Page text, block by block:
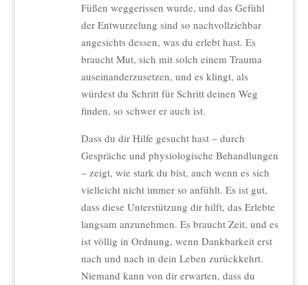
Füßen weggerissen wurde, und das Gefühl
der Entwurzelung sind so nachvollziehbar
angesichts dessen, was du erlebt hast. Es
braucht Mut, sich mit solch einem Trauma
auseinanderzusetzen, und es klingt, als
würdest du Schritt für Schritt deinen Weg
finden, so schwer er auch ist.
Dass du dir Hilfe gesucht hast – durch
Gespräche und physiologische Behandlungen
– zeigt, wie stark du bist, auch wenn es sich
vielleicht nicht immer so anfühlt. Es ist gut,
dass diese Unterstützung dir hilft, das Erlebte
langsam anzunehmen. Es braucht Zeit, und es
ist völlig in Ordnung, wenn Dankbarkeit erst
nach und nach in dein Leben zurückkehrt.
Niemand kann von dir erwarten, dass du